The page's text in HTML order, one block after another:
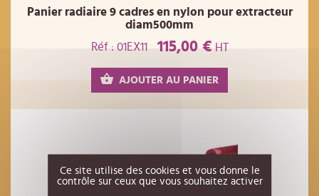
Panier radiaire 9 cadres en nylon pour extracteur
diam500mm
Réf : 01EX11
115,00 € HT
AJOUTER AU PANIER
Ce site utilise des cookies et vous donne le
contrôle sur ceux que vous souhaitez activer